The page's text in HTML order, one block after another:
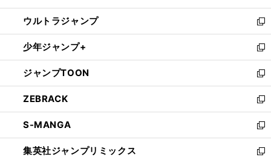
開
く
ウ
で
開
く
ン
ド
ウ
で
開
く
ウ
ィ
ン
ド
ウ
で
開
く
し
い
ウ
ィ
ン
ド
ウ
で
開
く
ウルトラジャンプ
新
し
い
ウ
ィ
ン
ド
ウ
で
開
く
少年ジャンプ+
新
し
い
ウ
ィ
ン
ド
ウ
で
ジャンプTOON
新
し
い
ウ
ィ
ン
ド
ZEBRACK
新
し
い
ウ
ィ
S-MANGA
新
し
い
集英社ジャンプリミックス 新